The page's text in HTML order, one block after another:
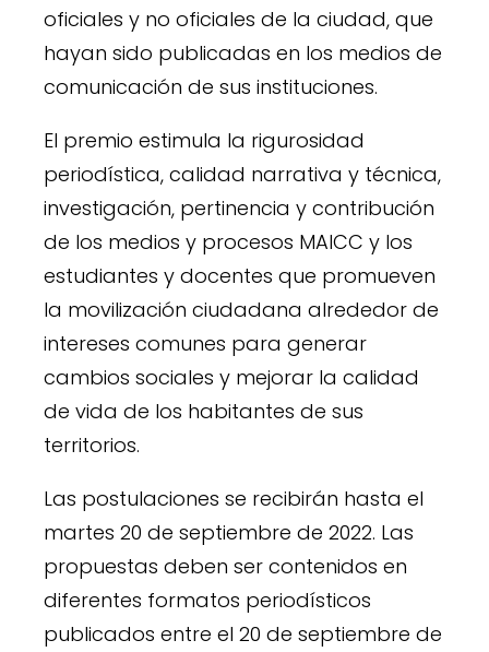
oficiales y no oficiales de la ciudad, que
hayan sido publicadas en los medios de
comunicación de sus instituciones.
El premio estimula la rigurosidad
periodística, calidad narrativa y técnica,
investigación, pertinencia y contribución
de los medios y procesos MAICC y los
estudiantes y docentes que promueven
la movilización ciudadana alrededor de
intereses comunes para generar
cambios sociales y mejorar la calidad
de vida de los habitantes de sus
territorios.
Las postulaciones se recibirán hasta el
martes 20 de septiembre de 2022. Las
propuestas deben ser contenidos en
diferentes formatos periodísticos
publicados entre el 20 de septiembre de